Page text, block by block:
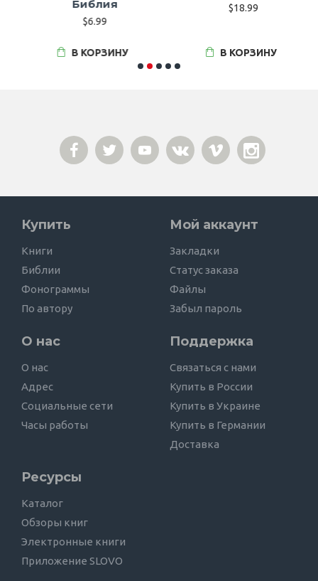
Библия
$6.99
В КОРЗИНУ
$18.99
В КОРЗИНУ
Купить
Книги
Библии
Фонограммы
По автору
Мой аккаунт
Закладки
Статус заказа
Файлы
Забыл пароль
О нас
О нас
Адрес
Социальные сети
Часы работы
Поддержка
Связаться с нами
Купить в России
Купить в Украине
Купить в Германии
Доставка
Ресурсы
Каталог
Обзоры книг
Электронные книги
Приложение SLOVO